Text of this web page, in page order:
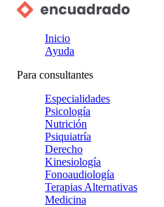
Inicio
Ayuda
Para consultantes
Especialidades
Psicología
Nutrición
Psiquiatría
Derecho
Kinesiología
Fonoaudiología
Terapias Alternativas
Medicina